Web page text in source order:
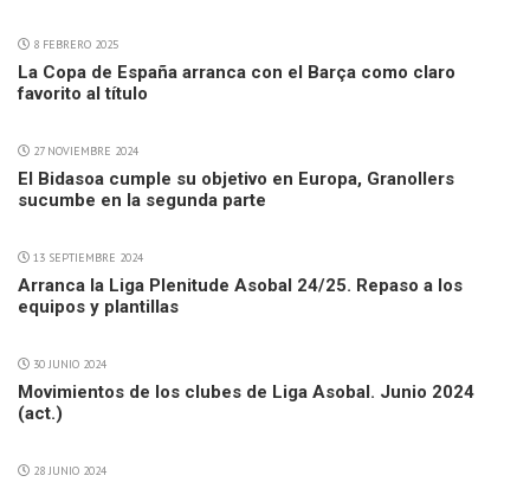
8 FEBRERO 2025
La Copa de España arranca con el Barça como claro
favorito al título
27 NOVIEMBRE 2024
El Bidasoa cumple su objetivo en Europa, Granollers
sucumbe en la segunda parte
13 SEPTIEMBRE 2024
Arranca la Liga Plenitude Asobal 24/25. Repaso a los
equipos y plantillas
30 JUNIO 2024
Movimientos de los clubes de Liga Asobal. Junio 2024
(act.)
28 JUNIO 2024